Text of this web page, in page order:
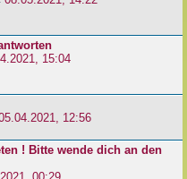
15:04
12:56
! Bitte wende dich an den